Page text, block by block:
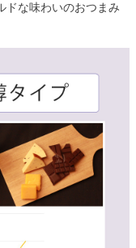
ドな味わいのおつまみ